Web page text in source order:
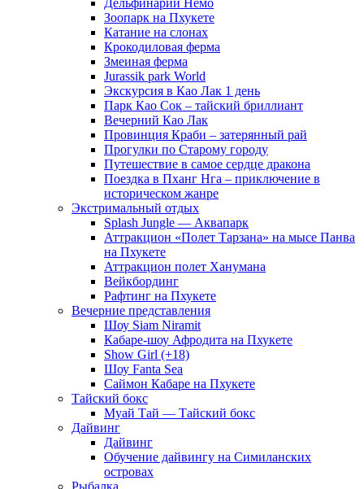
Дельфинарий Немо
Зоопарк на Пхукете
Катание на слонах
Крокодиловая ферма
Змеиная ферма
Jurassik park World
Экскурсия в Као Лак 1 день
Парк Као Сок – тайский бриллиант
Вечерний Као Лак
Провинция Краби – затерянный рай
Прогулки по Старому городу
Путешествие в самое сердце дракона
Поездка в Пханг Нга – приключение в
историческом жанре
Экстримальный отдых
Splash Jungle — Аквапарк
Аттракцион «Полет Тарзана» на мысе Панва
на Пхукете
Аттракцион полет Ханумана
Вейкбординг
Рафтинг на Пхукете
Вечерние представления
Шоу Siam Niramit
Кабаре-шоу Афродита на Пхукете
Show Girl (+18)
Шоу Fanta Sea
Саймон Кабаре на Пхукете
Тайский бокс
Муай Тай — Тайский бокс
Дайвинг
Дайвинг
Обучение дайвингу на Симиланских
островах
Рыбалка